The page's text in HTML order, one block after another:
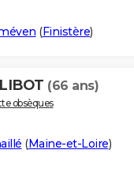
(Finistère)
(66 ans)
obsèques
(Maine-et-Loire)